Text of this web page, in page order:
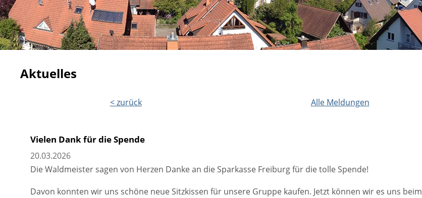
Aktuelles
< zurück Alle Meldungen
Vielen Dank für die Spende
20.03.2026
Die Waldmeister sagen von Herzen Danke an die Sparkasse Freiburg für die tolle Spende!
Davon konnten wir uns schöne neue Sitzkissen für unsere Gruppe kaufen. Jetzt können wir es uns beim